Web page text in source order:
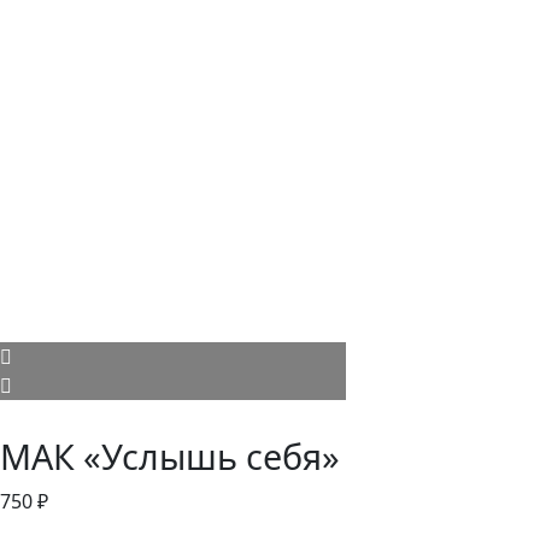
МАК «Услышь себя»
750₽